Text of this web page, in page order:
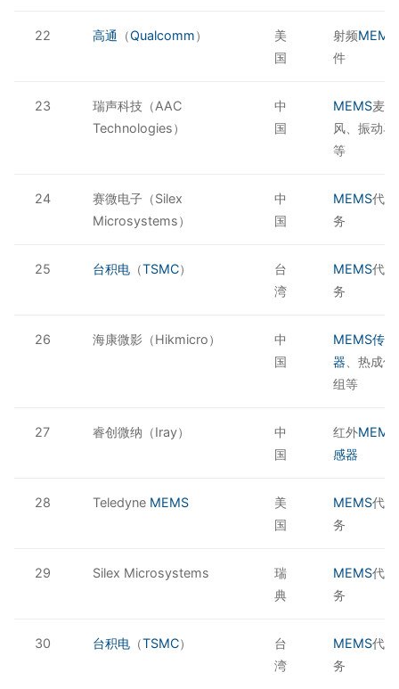
22 高通 （Qualcomm）
美
国
射频MEMS
件
23
瑞声科技（AAC
Technologies）
中
国
MEMS麦克
风、振动马
等
24
赛微电子（Silex
Microsystems）
中
国
MEMS代
务
25 台积电 （TSMC）
台
湾
MEMS代
务
26 海康微影（Hikmicro）
中
国
MEMS传感
器 、热成
组等
27 睿创微纳（Iray）
中
国
红外
感器
28 Teledyne MEMS
美
国
MEMS代
务
29 Silex Microsystems
瑞
典
MEMS代
务
30 台积电 （TSMC）
台
湾
MEMS代
务